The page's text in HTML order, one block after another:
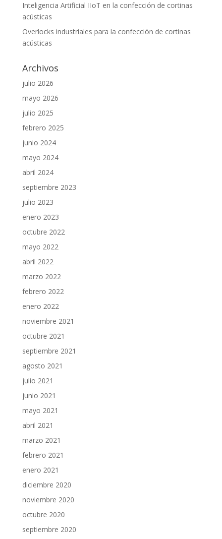
Inteligencia Artificial IIoT en la confección de cortinas
acústicas
Overlocks industriales para la confección de cortinas
acústicas
Archivos
julio 2026
mayo 2026
julio 2025
febrero 2025
junio 2024
mayo 2024
abril 2024
septiembre 2023
julio 2023
enero 2023
octubre 2022
mayo 2022
abril 2022
marzo 2022
febrero 2022
enero 2022
noviembre 2021
octubre 2021
septiembre 2021
agosto 2021
julio 2021
junio 2021
mayo 2021
abril 2021
marzo 2021
febrero 2021
enero 2021
diciembre 2020
noviembre 2020
octubre 2020
septiembre 2020